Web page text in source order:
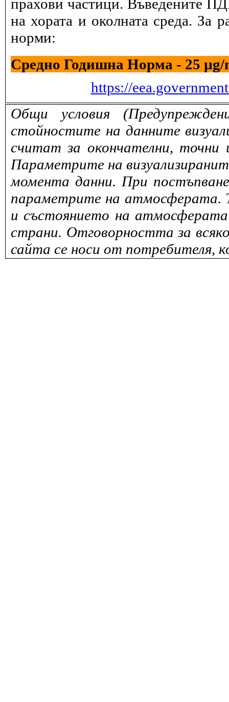
прахови частици. Въведените
на хората и околната среда. За
норми:
Средно Годишна Норма - 25 µg/
https://
Общи условия
стойностите на данните
считат за окончателни,
Параметрите на
момента данни. При
параметрите на атмосферата.
и състоянието на
страни. Отговорността за
сайта се носи от потребителя,